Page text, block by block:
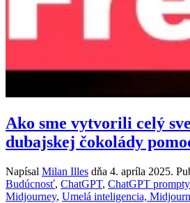
Ako sme vytvorili celý
dubajskej čokolády
Napísal Milan Illes dňa 4. apríla 2025.
Budúcnosť, ChatGPT, ChatGPT
Midjourney, Umelá inteligencia,